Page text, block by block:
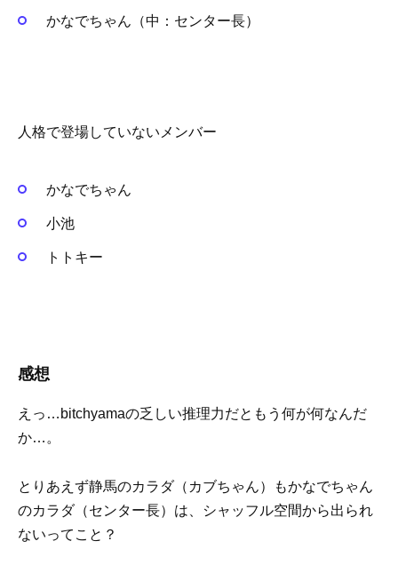
かなでちゃん（中：センター長）
人格で登場していないメンバー
かなでちゃん
小池
トトキー
感想
えっ…bitchyamaの乏しい推理力だともう何が何なんだ
か…。
とりあえず静馬のカラダ（カブちゃん）もかなでちゃん
のカラダ（センター長）は、シャッフル空間から出られ
ないってこと？